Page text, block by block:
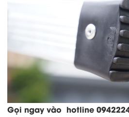
Gọi ngay vào hotline